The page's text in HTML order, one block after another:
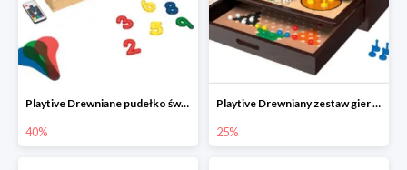
Playtive Drewniane pudełko świetlne MONTESSORI
40%
Playtive Drewniany zestaw gier 10 w 1
25%